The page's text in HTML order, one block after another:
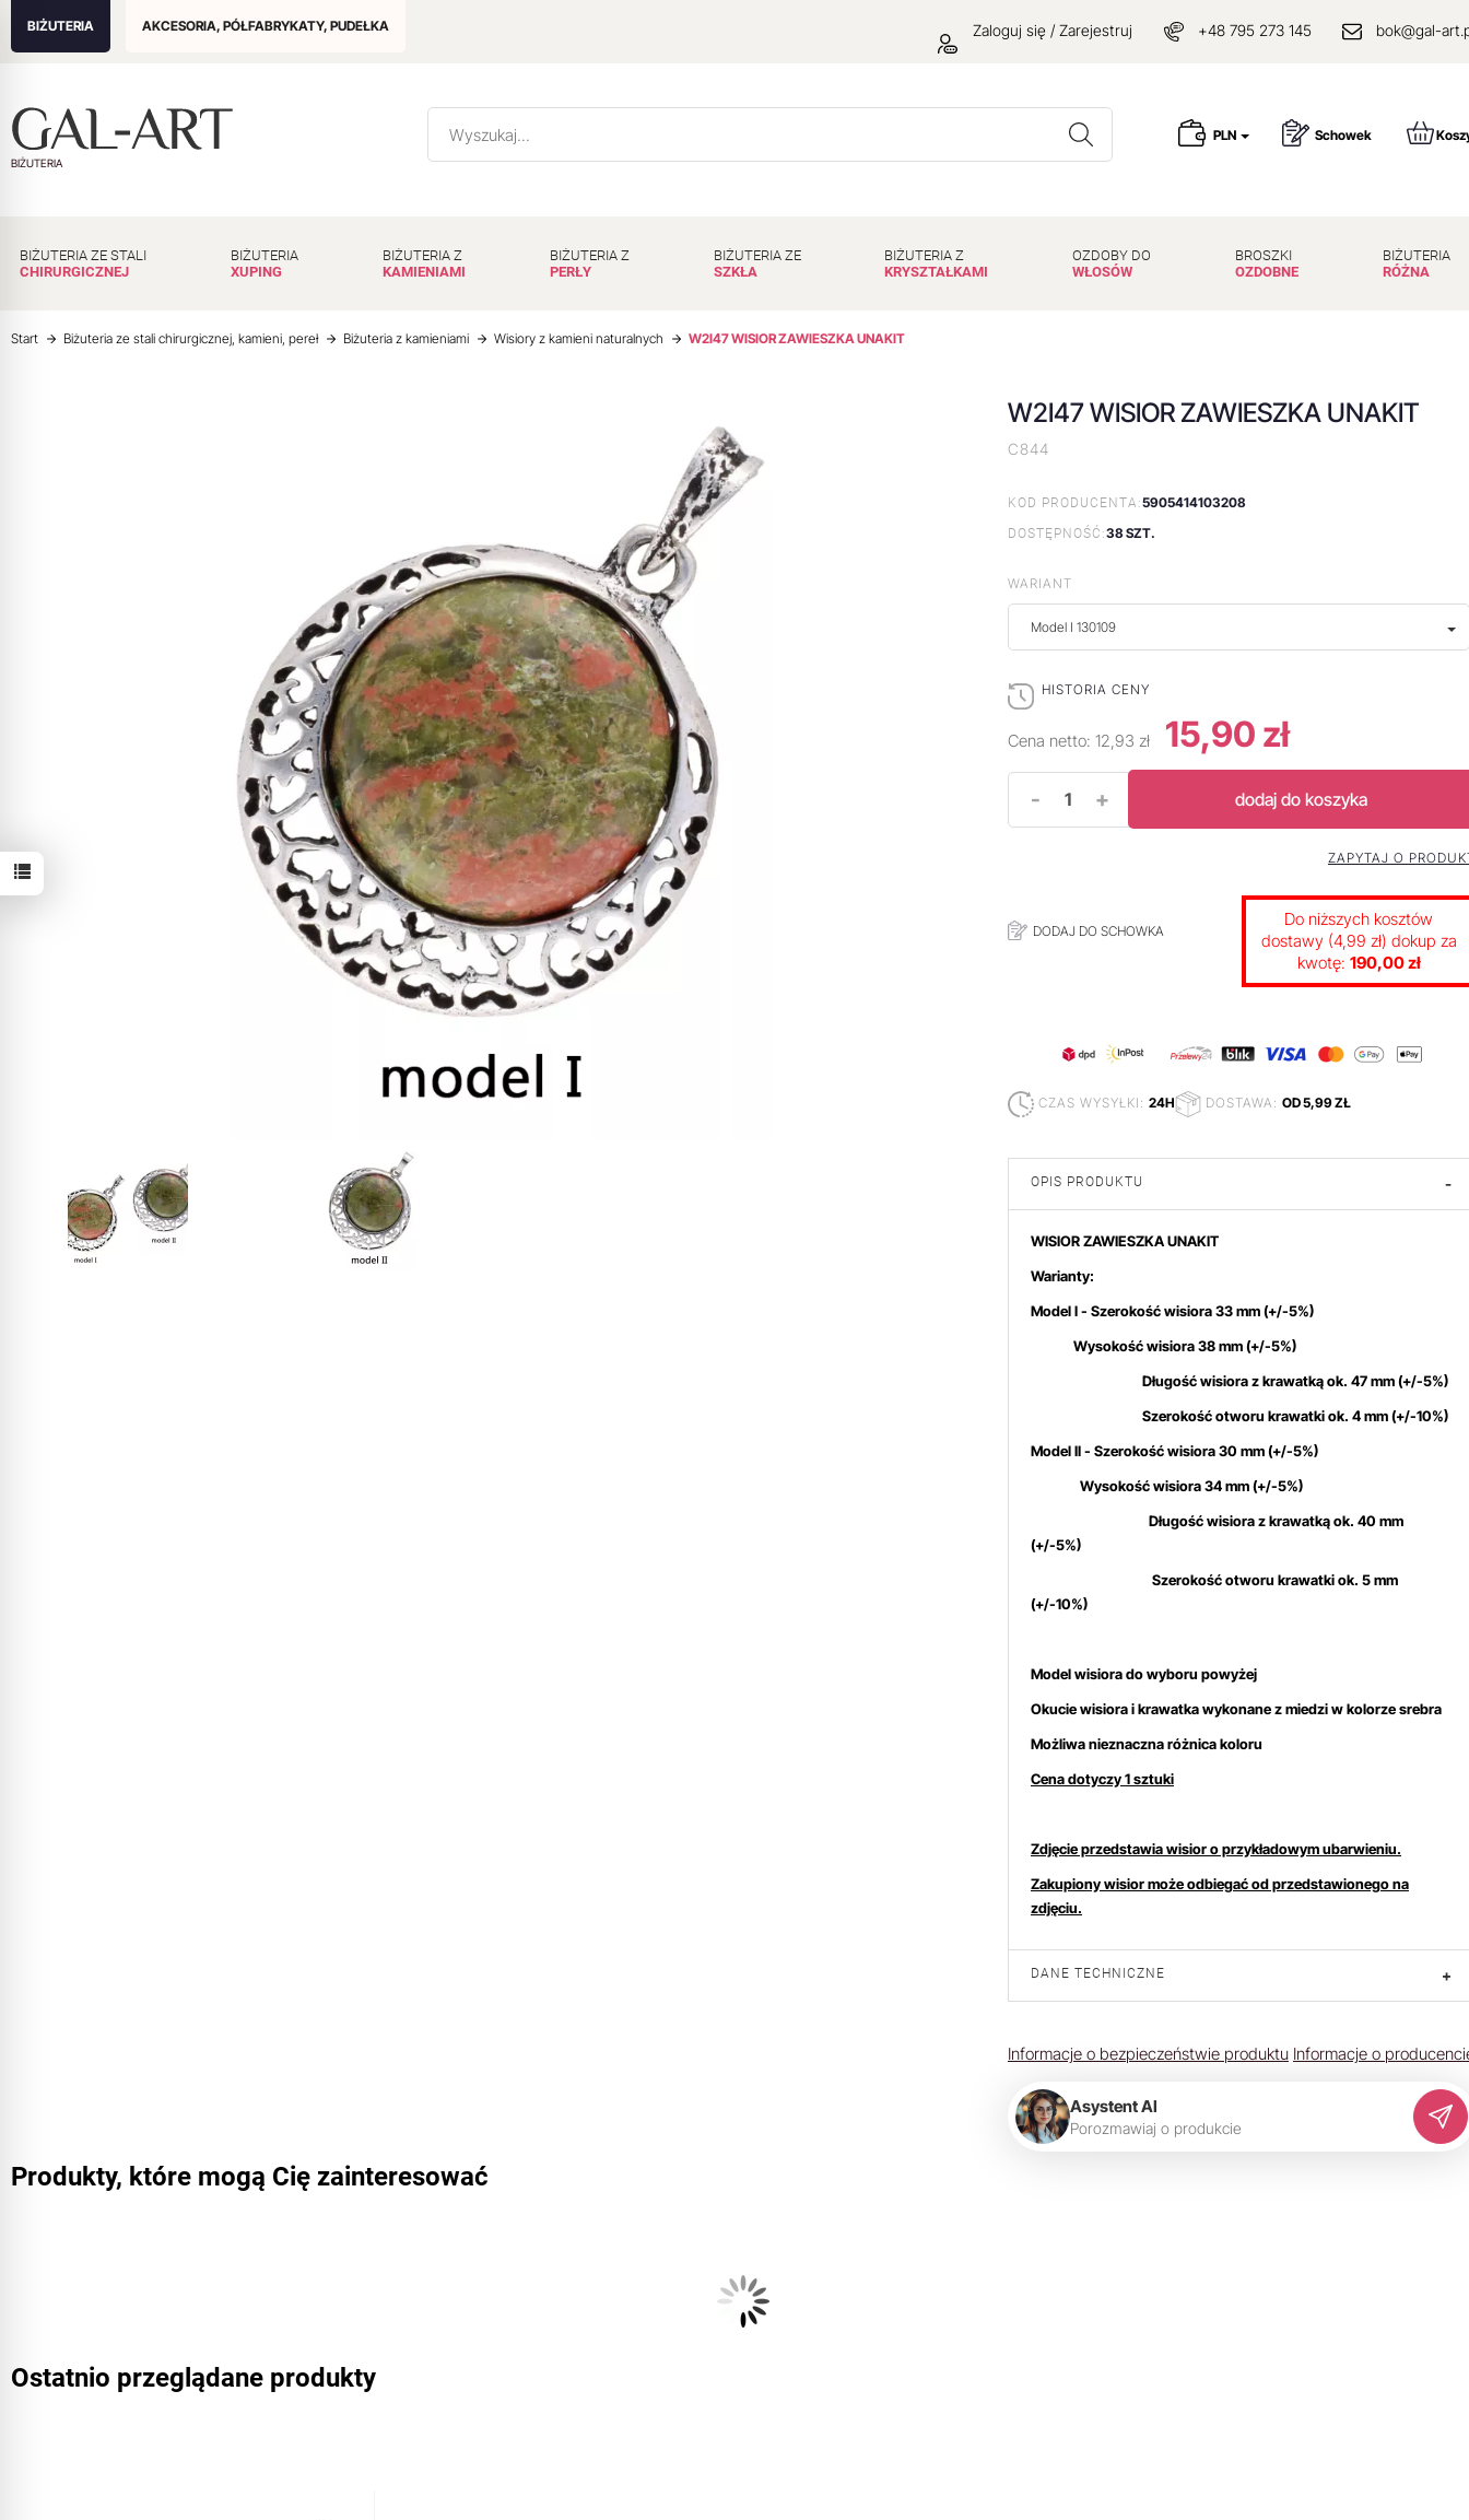
BIŻUTERIA AKCESORIA, PÓŁFABRYKATY, PUDEŁKA Zaloguj się / Zarejestruj +48 795 273 145 bok@gal-
BIŻUTERIA
Wyszukaj PLN Schowek
BIŻUTERIA ZE STALI
CHIRURGICZNEJ
BIŻUTERIA
XUPING
BIŻUTERIA Z
KAMIENIAMI
BIŻUTERIA Z
PERŁY
BIŻUTERIA ZE
SZKŁA
BIŻUTERIA Z
KRYSZTAŁKAMI
OZDOBY DO
WŁOSÓW
BROSZKI
OZDOBNE
BIŻUTERIA
RÓŻNA
Start Biżuteria ze stali chirurgicznej, kamieni, pereł Biżuteria z kamieniami Wisiory z kamieni naturalnych W2I47 WISIOR ZAWIESZKA UNAKIT
W2I47 WISIOR ZAWIESZKA UNAKIT
C844
KOD PRODUCENTA:5905414103208
DOSTĘPNOŚĆ:38 SZT.
WARIANT
Model I 130109
HISTORIA CENY
Cena netto: 12,93 zł 15,90 zł
- + dodaj do koszyka
DODAJ DO SCHOWKA
ZAPYTAJ O
Do niższych kosztów
dostawy (4,99 zł) dokup za
kwotę: 190,00 zł
CZAS WYSYŁKI: 24H DOSTAWA: OD 5,99 ZŁ
OPIS PRODUKTU -
WISIOR ZAWIESZKA UNAKIT
Warianty:
Model I - Szerokość wisiora 33 mm(+/-5%)
Wysokość wisiora 38 mm (+/-5%)
Długość wisiora z krawatką ok. 47 mm (+/-5%)
Szerokość otworu krawatki ok. 4 mm (+/-10%)
Model II - Szerokość wisiora 30 mm(+/-5%)
Wysokość wisiora 34 mm (+/-5%)
Długość wisiora z krawatką ok. 40 mm
(+/-5%)
Szerokość otworu krawatki ok. 5 mm
(+/-10%)
Model wisiora do wyboru powyżej
Okucie wisiora i krawatka wykonane z miedzi w kolorze srebra
Możliwa nieznaczna różnica koloru
Cena dotyczy 1 sztuki
Zdjęcie przedstawia wisior o przykładowym ubarwieniu.
Zakupiony wisior może odbiegać od przedstawionego na
zdjęciu.
DANE TECHNICZNE +
Informacje o bezpieczeństwie produktu Informacje o
Asystent AI
Porozmawiaj o produkcie
Produkty, które mogą Cię zainteresować
Ostatnio przeglądane produkty